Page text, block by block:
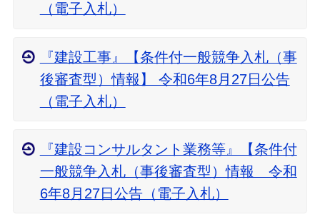
（電子入札）
『建設工事』【条件付一般競争入札（事
後審査型）情報】 令和6年8月27日公告
（電子入札）
『建設コンサルタント業務等』【条件付
一般競争入札（事後審査型）情報 令和
6年8月27日公告（電子入札）